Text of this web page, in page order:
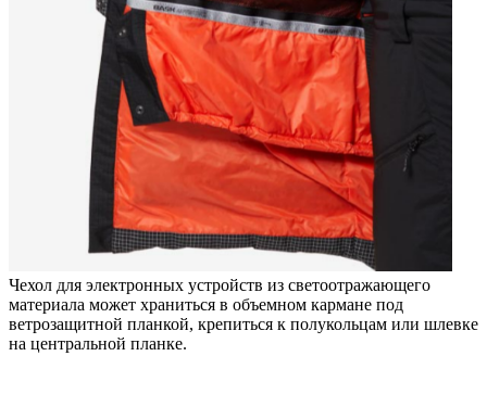
Чехол для электронных устройств из светоотражающего
материала может храниться в объемном кармане под
ветрозащитной планкой, крепиться к полукольцам или шлевке
на центральной планке.